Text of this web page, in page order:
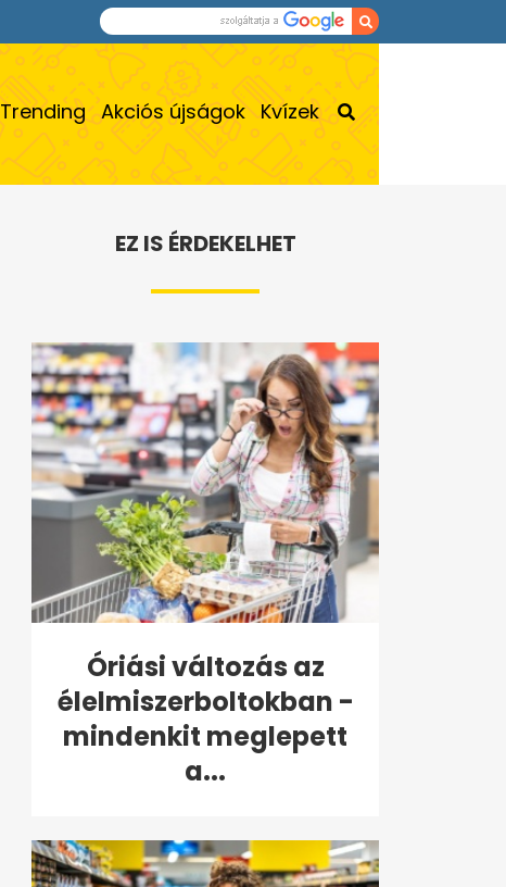
Trending Akciós újságok Kvízek
EZ IS ÉRDEKELHET
Óriási változás az
élelmiszerboltokban -
mindenkit meglepett
a...